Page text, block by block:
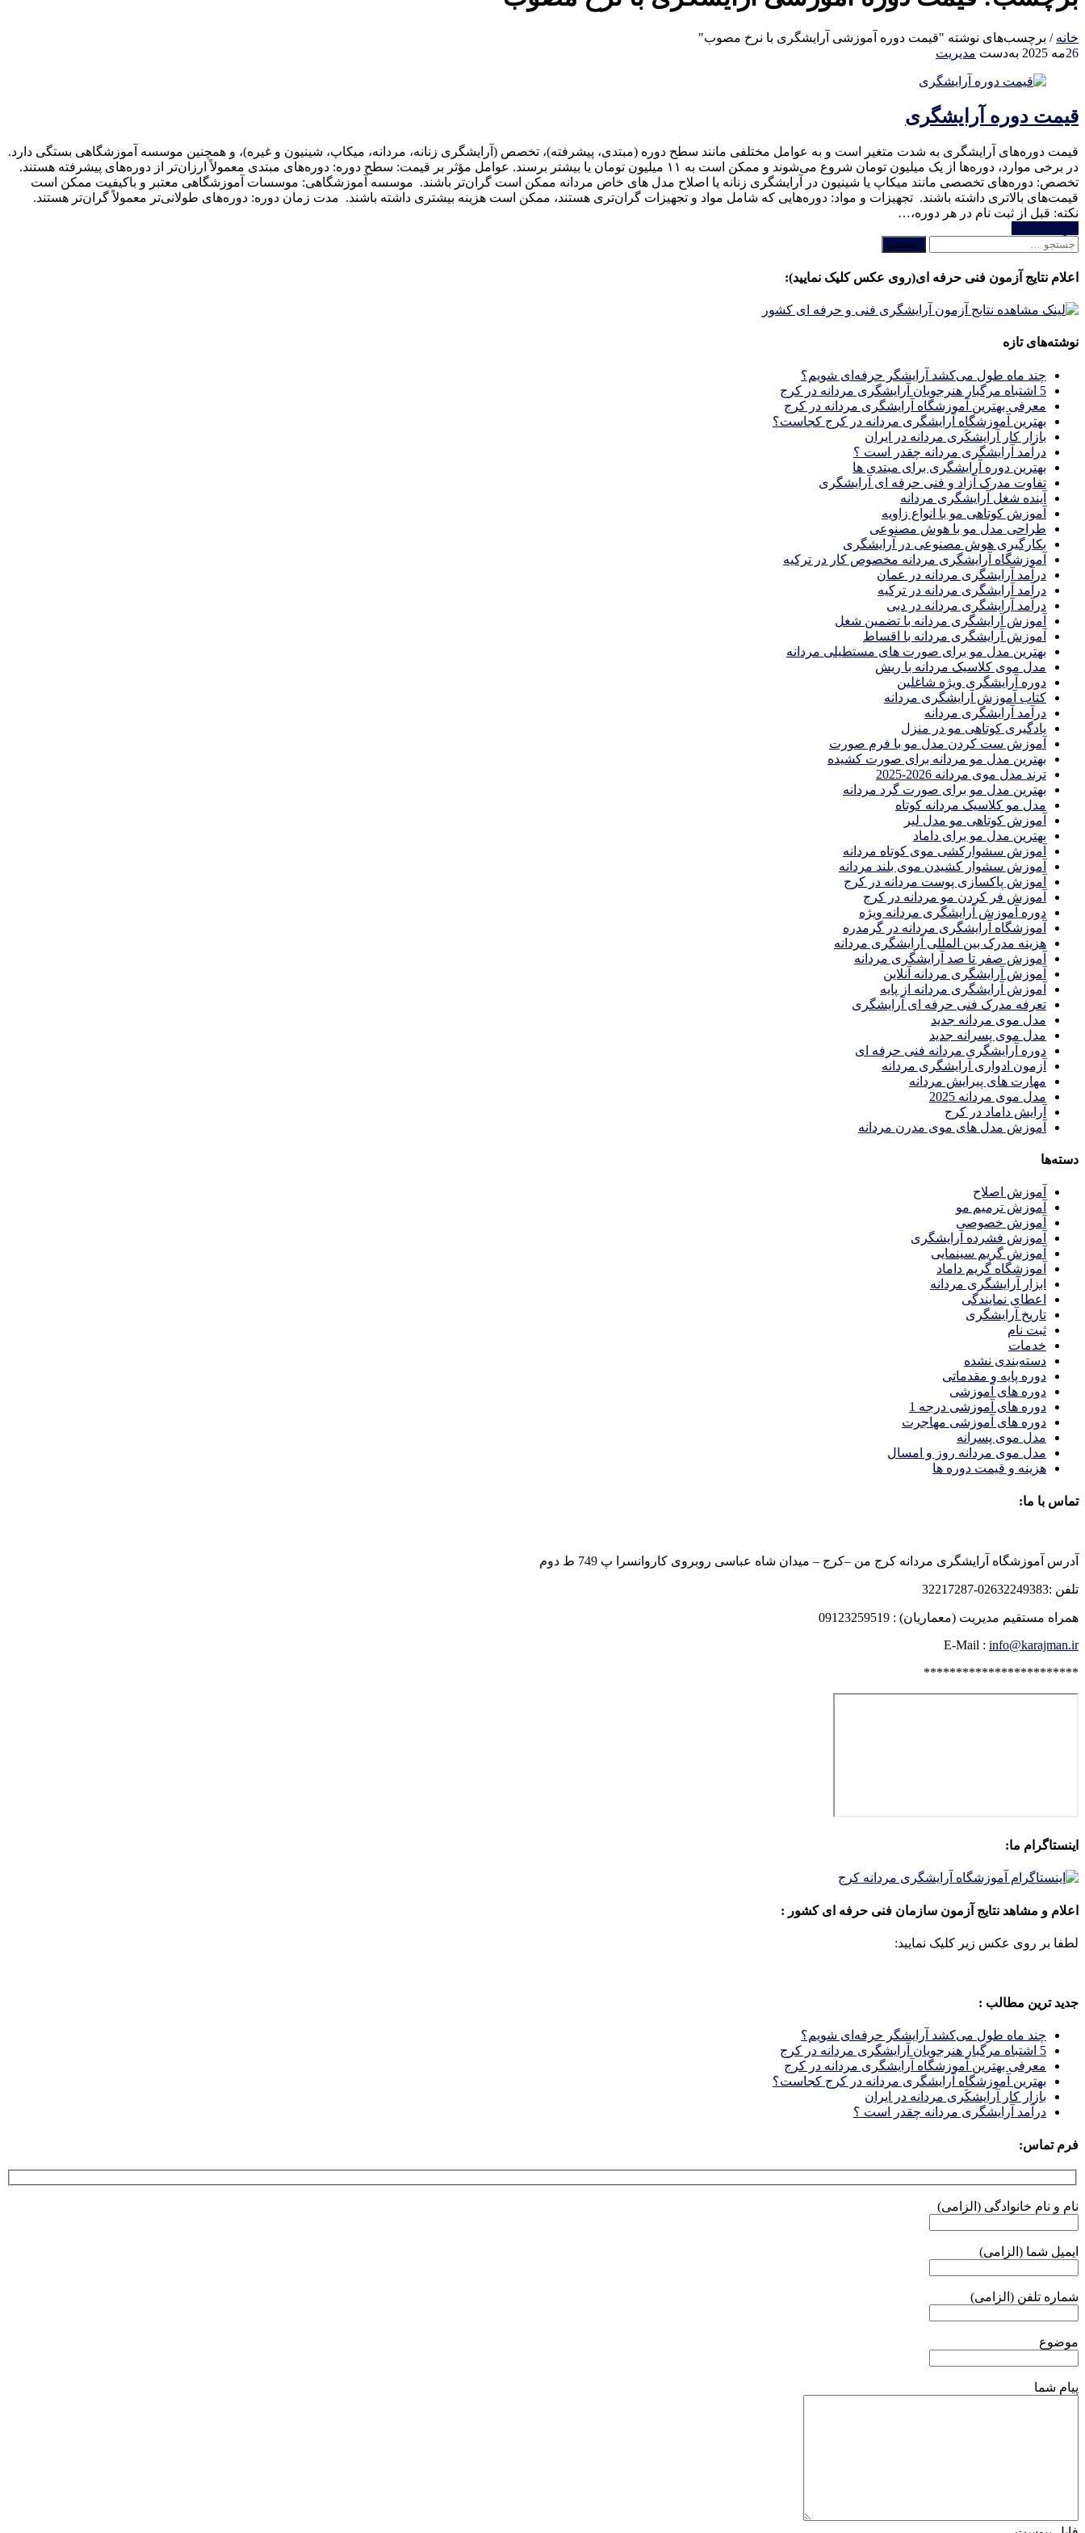
خانه / برچسب‌های نوشته "قیمت دوره آموزشی آرایشگری با نرخ مصوب"
26مه 2025 به‌دست مدیریت
قیمت دوره آرایشگری
قیمت دوره‌های آرایشگری به شدت متغیر است و به عوامل مختلفی مانند سطح دوره (مبتدی، پیشرفته)، تخصص (آرایشگری زنانه، مردانه، میکاپ، شینیون و غیره)، و همچنین موسسه آموزشگاهی بستگی دارد.
در برخی موارد، دوره‌ها از یک میلیون تومان شروع می‌شوند و ممکن است به ۱۱ میلیون تومان یا بیشتر برسند. عوامل مؤثر بر قیمت: سطح دوره: دوره‌های مبتدی معمولاً ارزان‌تر از دوره‌های پیشرفته هستند.
تخصص: دوره‌های تخصصی مانند میکاپ یا شینیون در آرایشگری زنانه یا اصلاح مدل های خاص مردانه ممکن است گران‌تر باشند. موسسه آموزشگاهی: موسسات آموزشگاهی معتبر و باکیفیت ممکن است
قیمت‌های بالاتری داشته باشند. تجهیزات و مواد: دوره‌هایی که شامل مواد و تجهیزات گران‌تری هستند، ممکن است هزینه بیشتری داشته باشند. مدت زمان دوره: دوره‌های طولانی‌تر معمولاً گران‌تر هستند.
نکته: قبل از ثبت نام در هر دوره،…
جستجو
اعلام نتایج آزمون فنی حرفه ای(روی عکس کلیک نمایید):
نوشته‌های تازه
چند ماه طول می‌کشد آرایشگر حرفه‌ای شویم؟
5 اشتباه مرگبار هنرجویان آرایشگری مردانه در کرج
معرفی بهترین آموزشگاه آرایشگری مردانه در کرج
بهترین آموزشگاه آرایشگری مردانه در کرج کجاست؟
بازار كار آرايشكَرى مردانه در ايران
درآمد آرایشگری مردانه چقدر است ؟
بهترین دوره آرایشگری برای مبتدی ها
تفاوت مدرک آزاد و فنی حرفه ای آرایشگری
آینده شغل آرایشگری مردانه
آموزش کوتاهی مو با انواع زاویه
طراحی مدل مو با هوش مصنوعی
بکارگیری هوش مصنوعی در آرایشگری
آموزشگاه آرایشگری مردانه مخصوص کار در ترکیه
درآمد آرایشگری مردانه در عمان
درآمد آرایشگری مردانه در ترکیه
درآمد آرایشگری مردانه در دبی
آموزش آرایشگری مردانه با تضمین شغل
آموزش آرایشگری مردانه با اقساط
بهترین مدل مو برای صورت های مستطیلی مردانه
مدل موی کلاسیک مردانه با ریش
دوره آرایشگری ویژه شاغلین
کتاب آموزش آرایشگری مردانه
درآمد آرایشگری مردانه
یادگیری كوتاهى مو در منزل
آموزش ست كردن مدل مو با فرم صورت
بهترین مدل مو مردانه برای صورت کشیده
ترند مدل موی مردانه 2026-2025
بهترين مدل مو براى صورت گرد مردانه
مدل مو کلاسیک مردانه کوتاه
آموزش کوتاهی مو مدل لیر
بهترین مدل مو برای داماد
آموزش سشوارکشی موی کوتاه مردانه
آموزش سشوار کشیدن موی بلند مردانه
آموزش پاکسازی پوست مردانه در کرج
آموزش فر کردن مو مردانه در کرج
دوره آموزش آرایشگری مردانه ویژه
آموزشگاه آرایشگری مردانه در گرمدره
هزینه مدرک بین المللی آرایشگری مردانه
آموزش صفر تا صد آرایشگری مردانه
آموزش آرایشگری مردانه آنلاین
آموزش آرایشگری مردانه از پایه
تعرفه مدرک فنی حرفه ای آرایشگری
مدل موی مردانه جدید
مدل موی پسرانه جدید
دوره آرایشگری مردانه فنی حرفه ای
آزمون ادواری آرایشگری مردانه
مهارت های پیرایش مردانه
مدل موی مردانه 2025
آرایش داماد در کرج
آموزش مدل های موی مدرن مردانه
دسته‌ها
آموزش اصلاح
آموزش ترمیم مو
آموزش خصوصی
آموزش فشرده آرایشگری
آموزش گریم سینمایی
آموزشگاه گریم داماد
ابزار آرایشگری مردانه
اعطای نمایندگی
تاریخ آرایشگری
ثبت نام
خدمات
دسته‌بندی نشده
دوره پایه و مقدماتی
دوره های آموزشی
دوره های آموزشی درجه 1
دوره های آموزشی مهاجرت
مدل موی پسرانه
مدل موی مردانه روز و امسال
هزینه و قیمت دوره ها
تماس با ما:
آدرس آموزشگاه آرایشگری مردانه کرج من –کرج – میدان شاه عباسی روبروی کاروانسرا پ 749 ط دوم
تلفن :02632249383-32217287
همراه مستقیم مدیریت (معماریان) : 09123259519
E-Mail : info@karajman.ir
************************
اینستاگرام ما:
اعلام و مشاهد نتایج آزمون سازمان فنی حرفه ای کشور :
لطفا بر روی عکس زیر کلیک نمایید:
جدید ترین مطالب :
چند ماه طول می‌کشد آرایشگر حرفه‌ای شویم؟
5 اشتباه مرگبار هنرجویان آرایشگری مردانه در کرج
معرفی بهترین آموزشگاه آرایشگری مردانه در کرج
بهترین آموزشگاه آرایشگری مردانه در کرج کجاست؟
بازار كار آرايشكَرى مردانه در ايران
درآمد آرایشگری مردانه چقدر است ؟
فرم تماس:
نام و نام خانوادگی (الزامی)
ایمیل شما (الزامی)
شماره تلفن (الزامی)
موضوع
پیام شما